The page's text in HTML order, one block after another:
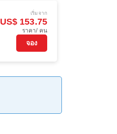
เริ่มจาก
US$ 153.75
ราคา/ คน
จอง